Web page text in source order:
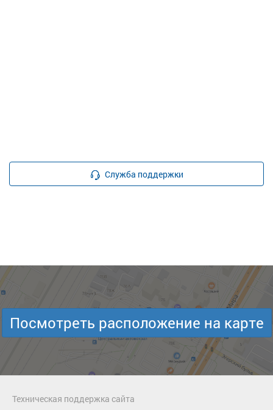
Служба поддержки
Посмотреть расположение на карте
Техническая поддержка сайта